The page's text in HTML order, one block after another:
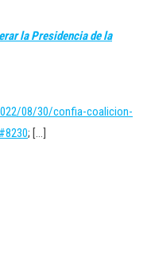
la Presidencia de la
08/30/confia-coalicion-
; […]